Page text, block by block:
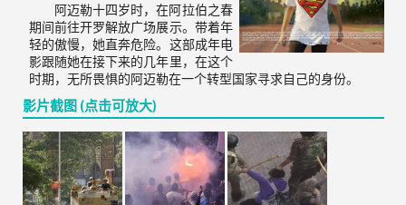
阿迈勒十四岁时，在阿拉伯之春
期间前往开罗解放广场展示。带着年
轻的傲慢，她直奔危险。这部成年电
影跟随她在接下来的几年里，在这个
时期，无所畏惧的阿迈勒在一个转型国家寻求自己的身份。
影片截图 (点击可放大)